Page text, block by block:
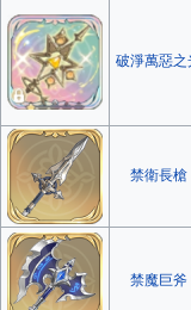
破淨萬惡之
禁衛長槍
禁魔巨斧